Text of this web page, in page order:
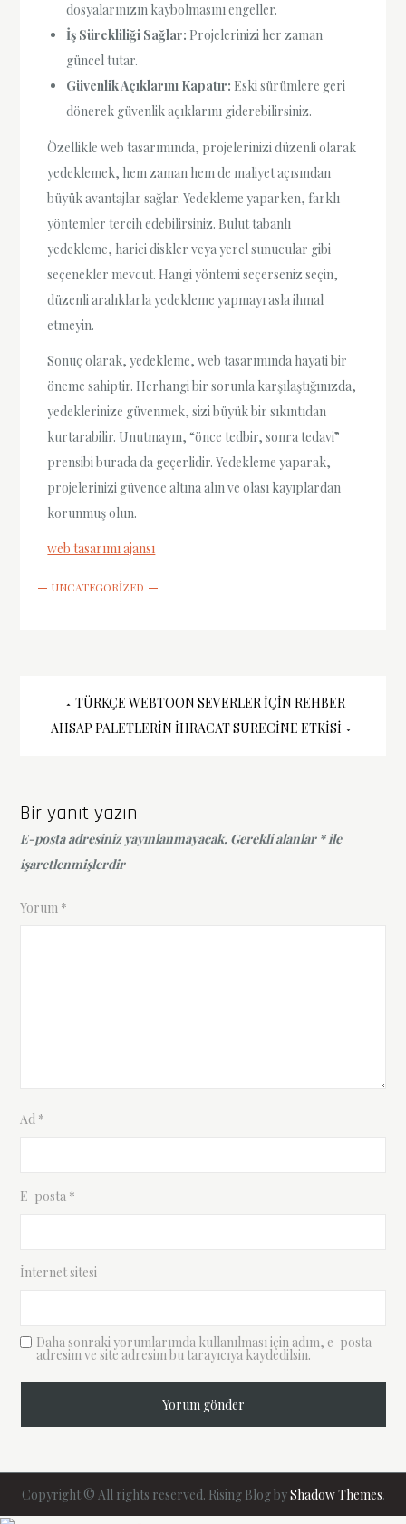
dosyalarınızın kaybolmasını engeller.
İş Sürekliliği Sağlar: Projelerinizi her zaman
güncel tutar.
Güvenlik Açıklarını Kapatır: Eski sürümlere geri
dönerek güvenlik açıklarını giderebilirsiniz.
Özellikle web tasarımında, projelerinizi düzenli olarak
yedeklemek, hem zaman hem de maliyet açısından
büyük avantajlar sağlar. Yedekleme yaparken, farklı
yöntemler tercih edebilirsiniz. Bulut tabanlı
yedekleme, harici diskler veya yerel sunucular gibi
seçenekler mevcut. Hangi yöntemi seçerseniz seçin,
düzenli aralıklarla yedekleme yapmayı asla ihmal
etmeyin.
Sonuç olarak, yedekleme, web tasarımında hayati bir
öneme sahiptir. Herhangi bir sorunla karşılaştığınızda,
yedeklerinize güvenmek, sizi büyük bir sıkıntıdan
kurtarabilir. Unutmayın, “önce tedbir, sonra tedavi”
prensibi burada da geçerlidir. Yedekleme yaparak,
projelerinizi güvence altına alın ve olası kayıplardan
korunmuş olun.
web tasarımı ajansı
UNCATEGORIZED
YazıTÜRKÇE WEBTOON SEVERLER İÇIN REHBER
AHSAP PALETLERIN İHRACAT SURECINE ETKISI
Bir yanıt yazın
E-posta adresiniz yayınlanmayacak. Gerekli alanlar *ile
işaretlenmişlerdir
Yorum *
Ad *
E-posta *
İnternet sitesi
Daha sonraki yorumlarımda kullanılması için adım, e-posta
adresim ve site adresim bu tarayıcıya kaydedilsin.
Copyright © All rights reserved. Rising Blog byShadow Themes.